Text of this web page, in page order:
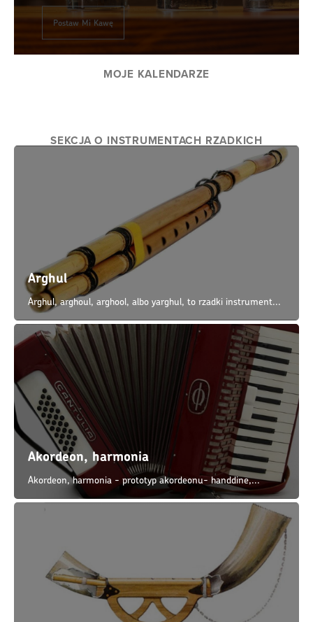
Postaw Mi Kawę
MOJE KALENDARZE
SEKCJA O INSTRUMENTACH RZADKICH
Arghul
Arghul, arghoul, arghool, albo yarghul, to rzadki instrument...
Akordeon, harmonia
Akordeon, harmonia - prototyp akordeonu- handdine,...